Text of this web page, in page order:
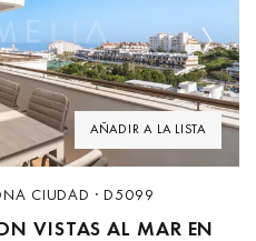
AÑADIR A LA LISTA
Next
CIUDAD · D5099
VISTAS AL MAR EN